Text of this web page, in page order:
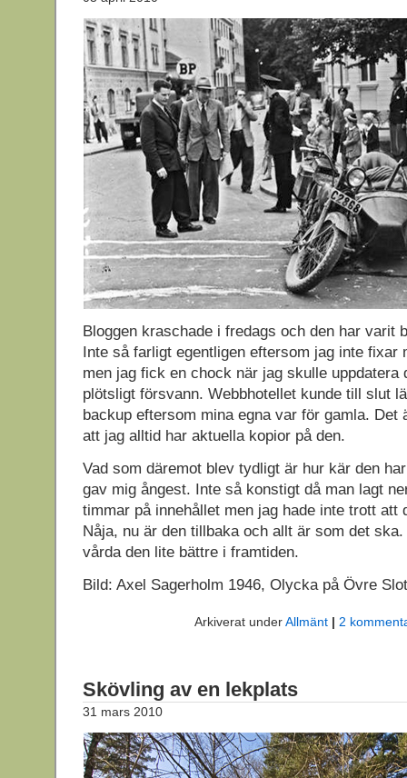
Bloggen kraschade i fredags och den har varit
Inte så farligt egentligen eftersom jag inte fixar
men jag fick en chock när jag skulle uppdatera
plötsligt försvann. Webbhotellet kunde till slut
backup eftersom mina egna var för gamla. Det
att jag alltid har aktuella kopior på den.
Vad som däremot blev tydligt är hur kär den
gav mig ångest. Inte så konstigt då man lagt
timmar på innehållet men jag hade inte trott att
Nåja, nu är den tillbaka och allt är som det
vårda den lite bättre i framtiden.
Bild: Axel Sagerholm 1946, Olycka på Övre
Arkiverat underAllmänt | 2
Skövling av en lekplats
31 mars 2010